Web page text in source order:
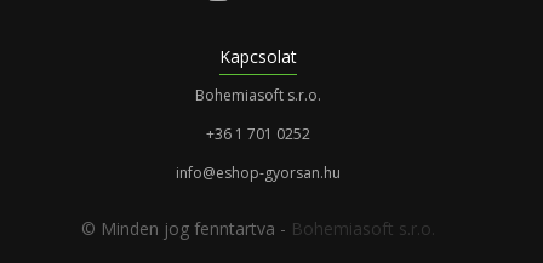
Kapcsolat
Bohemiasoft s.r.o.
+36 1 701 0252
info@eshop-gyorsan.hu
© Minden jog fenntartva - Bohemiasoft s.r.o.